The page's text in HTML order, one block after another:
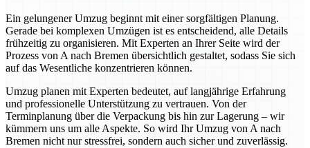
Ein gelungener Umzug beginnt mit einer sorgfältigen Planung.
Gerade bei komplexen Umzügen ist es entscheidend, alle Details
frühzeitig zu organisieren. Mit Experten an Ihrer Seite wird der
Prozess von A nach Bremen übersichtlich gestaltet, sodass Sie sich
auf das Wesentliche konzentrieren können.
Umzug planen mit Experten bedeutet, auf langjährige Erfahrung
und professionelle Unterstützung zu vertrauen. Von der
Terminplanung über die Verpackung bis hin zur Lagerung – wir
kümmern uns um alle Aspekte. So wird Ihr Umzug von A nach
Bremen nicht nur stressfrei, sondern auch sicher und zuverlässig.